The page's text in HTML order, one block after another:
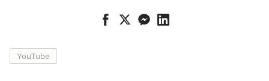
YouTube